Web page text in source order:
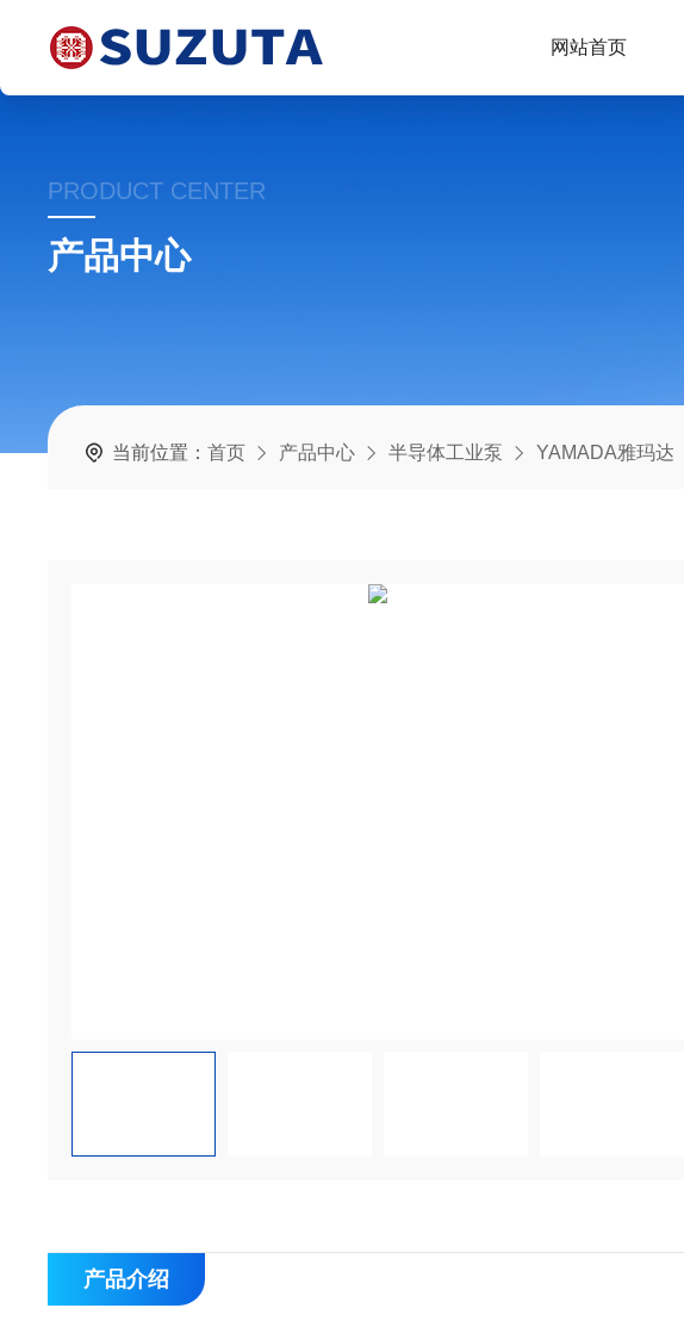
网站首页
PRODUCT CENTER
产品中心
当前位置：首页 产品中心 半导体工业泵 YAMADA雅玛达
产品介绍